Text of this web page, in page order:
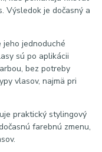
Výsledok je dočasný a
jednoduché
sú po aplikácii
bez potreby
vlasov, najmä pri
praktický stylingový
farebnú zmenu,